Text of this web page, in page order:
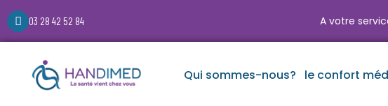
03 28 42 52 84 A votre
Qui sommes-nous? le confort